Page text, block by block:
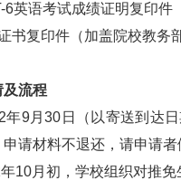
语考试成绩证明复印件
复印件（加盖院校教务部
及流程
月30日（以寄送到达日
请材料不退还，请申请者
月初，学校组织对推免